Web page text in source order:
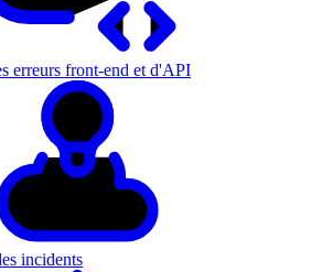
erreurs front-end et d'API
incidents